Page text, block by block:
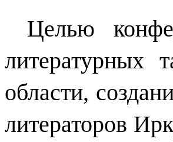
Целью
литературных
области,
литераторов